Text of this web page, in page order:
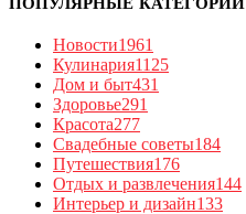
Новости1961
Кулинария1125
Дом и быт431
Здоровье291
Красота277
Свадебные советы184
Путешествия176
Отдых и развлечения144
Интерьер и дизайн133